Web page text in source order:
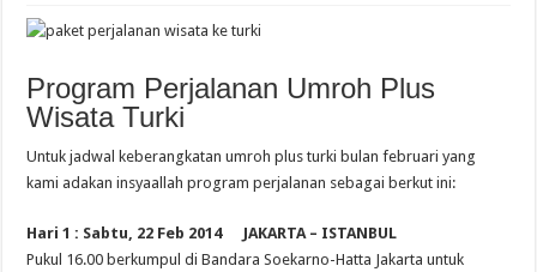
Umroh
Plus
Turki
Program Perjalanan Umroh Plus
Wisata Turki
Untuk jadwal keberangkatan umroh plus turki bulan februari yang
kami adakan insyaallah program perjalanan sebagai berkut ini:
Hari 1 : Sabtu, 22 Feb 2014 JAKARTA – ISTANBUL
Pukul 16.00 berkumpul di Bandara Soekarno-Hatta Jakarta untuk